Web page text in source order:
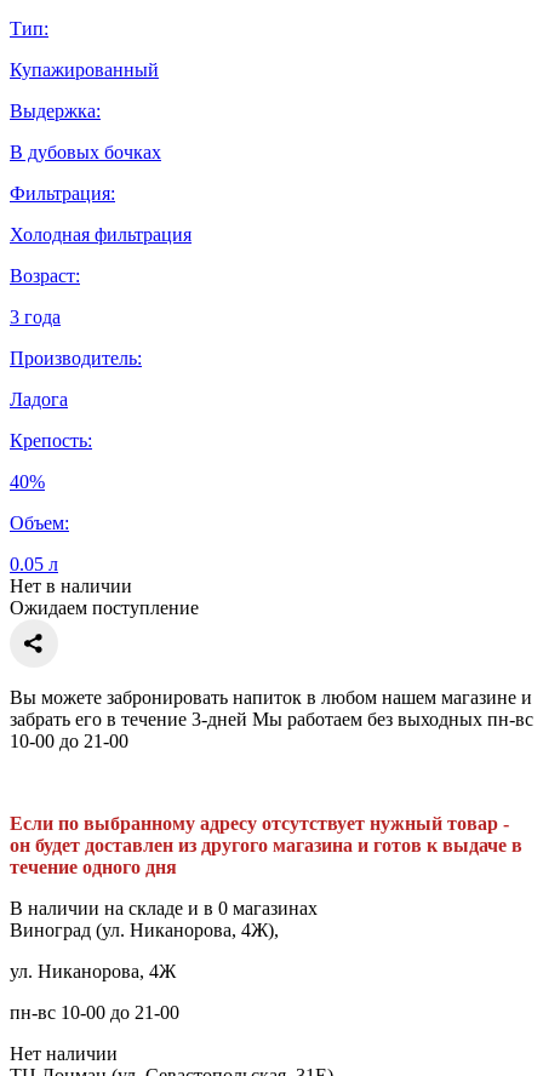
Тип:
Купажированный
Выдержка:
В дубовых бочках
Фильтрация:
Холодная фильтрация
Возраст:
3 года
Производитель:
Ладога
Крепость:
40%
Объем:
0.05 л
Нет в наличии
Ожидаем поступление
Вы можете забронировать напиток в любом нашем магазине и
забрать его в течение 3-дней Мы работаем без выходных пн-вс
10-00 до 21-00
Если по выбранному адресу отсутствует нужный товар -
он будет доставлен из другого магазина и готов к выдаче в
течение одного дня
В наличии на складе и в 0 магазинах
Виноград (ул. Никанорова, 4Ж),
ул. Никанорова, 4Ж
пн-вс 10-00 до 21-00
Нет наличии